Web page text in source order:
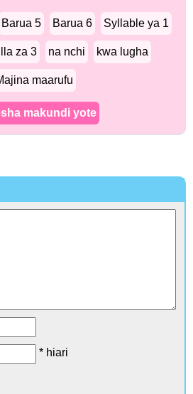
Barua 5 Barua 6 Syllable ya 1
za 3 na nchi kwa lugha
maarufu
makundi yote
* hiari